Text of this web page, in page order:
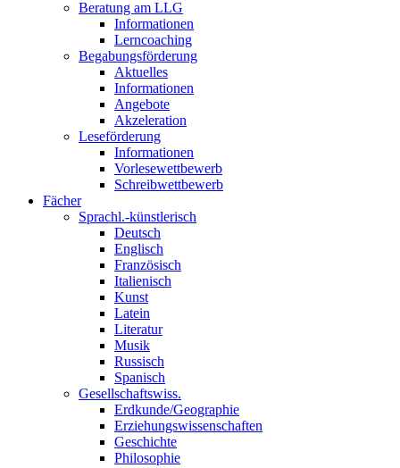
Beratung am LLG
Informationen
Lerncoaching
Begabungsförderung
Aktuelles
Informationen
Angebote
Akzeleration
Leseförderung
Informationen
Vorlesewettbewerb
Schreibwettbewerb
Fächer
Sprachl.-künstlerisch
Deutsch
Englisch
Französisch
Italienisch
Kunst
Latein
Literatur
Musik
Russisch
Spanisch
Gesellschaftswiss.
Erdkunde/Geographie
Erziehungswissenschaften
Geschichte
Philosophie